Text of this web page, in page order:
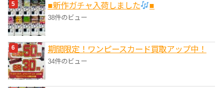
■新作ガチャ入荷しました ■
38件のビュー
期間限定！ワンピースカード買取アップ中！
34件のビュー